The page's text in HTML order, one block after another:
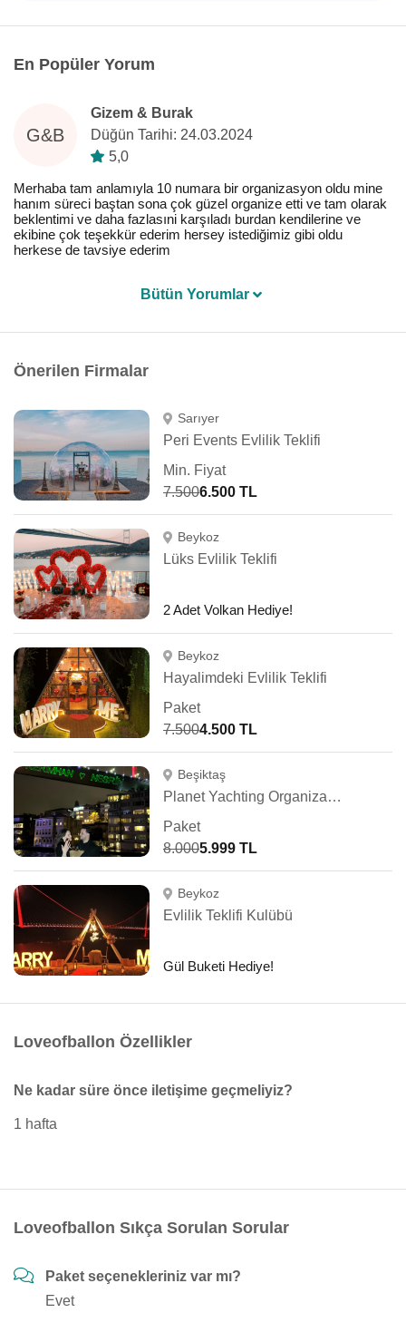
En Popüler Yorum
G&B
Gizem & Burak
Düğün Tarihi: 24.03.2024
5,0
Merhaba tam anlamıyla 10 numara bir organizasyon oldu mine
hanım süreci baştan sona çok güzel organize etti ve tam olarak
beklentimi ve daha fazlasıni karşıladı burdan kendilerine ve
ekibine çok teşekkür ederim hersey istediğimiz gibi oldu
herkese de tavsiye ederim
Bütün Yorumlar
Önerilen Firmalar
Sarıyer
Peri Events Evlilik Teklifi
Min. Fiyat
7.5006.500 TL
Beykoz
Lüks Evlilik Teklifi
2 Adet Volkan Hediye!
Beykoz
Hayalimdeki Evlilik Teklifi
Paket
7.5004.500 TL
Beşiktaş
Planet Yachting Organizasyon
Paket
8.0005.999 TL
Beykoz
Evlilik Teklifi Kulübü
Gül Buketi Hediye!
Loveofballon Özellikler
Ne kadar süre önce iletişime geçmeliyiz?
1 hafta
Loveofballon Sıkça Sorulan Sorular
Paket seçenekleriniz var mı?
Evet